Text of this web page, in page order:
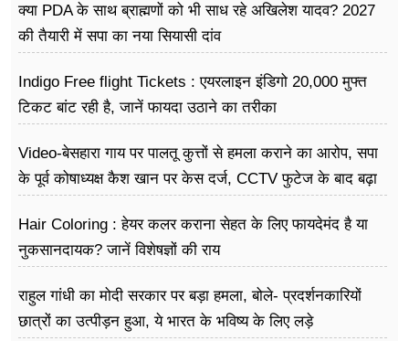
क्या PDA के साथ ब्राह्मणों को भी साध रहे अखिलेश यादव? 2027
की तैयारी में सपा का नया सियासी दांव
Indigo Free flight Tickets : एयरलाइन इंडिगो 20,000 मुफ्त
टिकट बांट रही है, जानें फायदा उठाने का तरीका
Video-बेसहारा गाय पर पालतू कुत्तों से हमला कराने का आरोप, सपा
के पूर्व कोषाध्यक्ष कैश खान पर केस दर्ज, CCTV फुटेज के बाद बढ़ा
Hair Coloring : हेयर कलर कराना सेहत के लिए फायदेमंद है या
नुकसानदायक? जानें विशेषज्ञों की राय
राहुल गांधी का मोदी सरकार पर बड़ा हमला, बोले- प्रदर्शनकारियों
छात्रों का उत्पीड़न हुआ, ये भारत के भविष्य के लिए लड़े